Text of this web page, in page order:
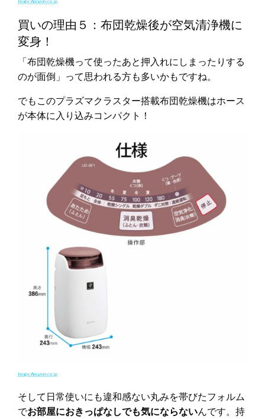
買いの理由５：布団乾燥後が空気清浄機に
変身！
「布団乾燥機って使ったあと押入れにしまったりする
のが面倒」って思われる方も多いかもですね。
でもこのプラズマクラスター搭載布団乾燥機はホース
が本体に入り込みコンパクト！
Image:Amazon.co.jp
そして日常使いにも違和感ない丸みを帯びたフォルム
でお部屋におきっぱなしでも気にならないんです。持